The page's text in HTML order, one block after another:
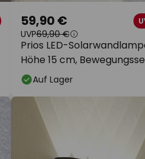
Prios LED-
Höhe 15 cm,
59,90 €
UVP69,90 €
Auf Lager